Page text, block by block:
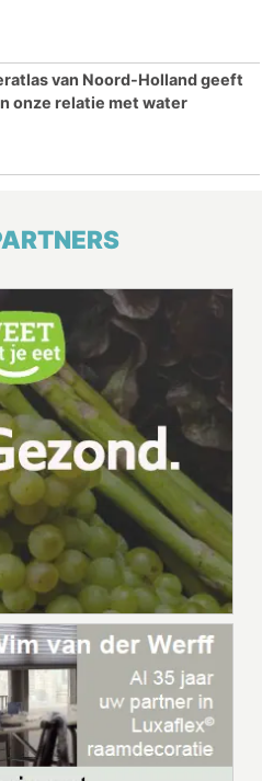
van Noord-Holland geeft
onze relatie met water